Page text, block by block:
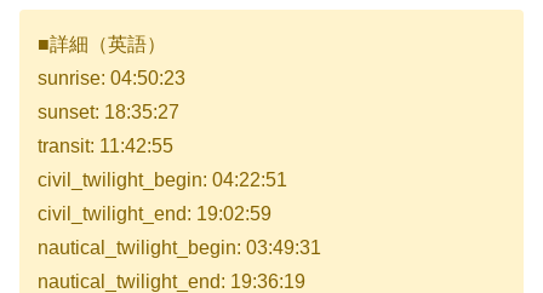
■詳細（英語）
sunrise: 04:50:23
sunset: 18:35:27
transit: 11:42:55
civil_twilight_begin: 04:22:51
civil_twilight_end: 19:02:59
nautical_twilight_begin: 03:49:31
nautical_twilight_end: 19:36:19